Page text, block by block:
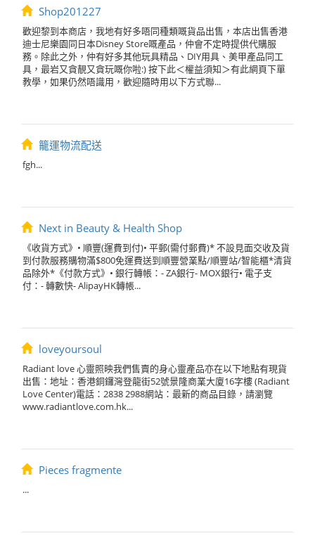
Shop201227
歡迎黎到本商店，我地有好多唔同種類嘅貨品出售，本店出售香港
迪士尼樂園同日本Disney Store嘅產品，仲會不定時提供代購服
務。除此之外，仲有好多其他玩具精品、DIY用具、美甲產品同工
具，最岩又貪靚又貪玩嘅你啦:) 按下此＜權益須知＞有此網頁下單
教學，如果仍然唔識用，歡迎隨時用以下方式聯...
籠運物流配送
fgh...
Next in Beauty & Health Shop
《收貨方式》• 順豐(運費到付)• 平郵(需付郵費)* 不設見面交收及貨
到付款服務購物滿$800免運費送到順豐營業點/順豐站/智能櫃*清貨
品除外*《付款方式》• 銀行轉帳：- ZA銀行- MOX銀行• 電子支
付：- 轉數快- AlipayHK轉帳...
loveyoursoul
Radiant love 心靈照映我們售賣的身心靈產品亦在以下地點有現貨
出售：地址：香港銅鑼灣登龍街52號景隆商業大廈16字樓 (Radiant
Love Center)電話：2838 2988網站：最新的商品目錄，請瀏覽
www.radiantlove.com.hk...
Pieces fragmente
...